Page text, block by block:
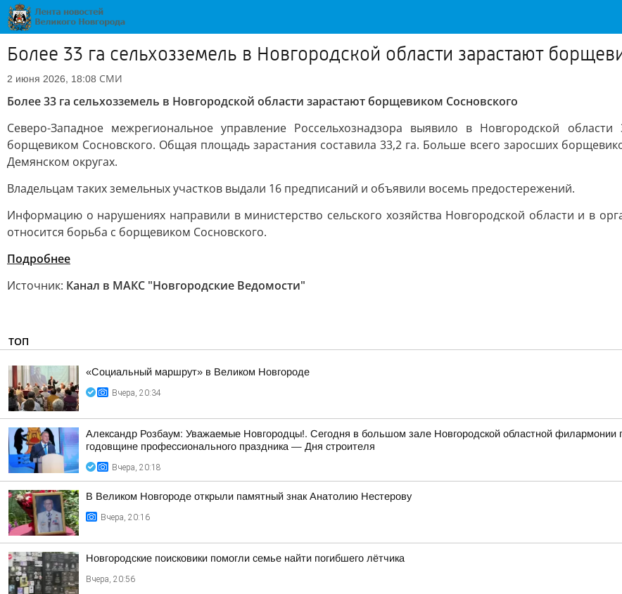
Более 33 га сельхозземель в Новгородской области зарастают
2 июня 2026, 18:08 СМИ
Более 33 га сельхозземель в Новгородской области зарастают борщевиком Сосновского
Северо-Западное межрегиональное управление Россельхознадзора выявило в Новгородской
борщевиком Сосновского. Общая площадь зарастания составила 33,2 га. Больше всего заросших
Демянском округах.
Владельцам таких земельных участков выдали 16 предписаний и объявили восемь предостережений.
Информацию о нарушениях направили в министерство сельского хозяйства Новгородской области и в
относится борьба с борщевиком Сосновского.
Подробнее
Источник: Канал в МАКС "Новгородские Ведомости"
ТОП
«Социальный маршрут» в Великом Новгороде
Вчера, 20:34
Александр Розбаум: Уважаемые Новгородцы!. Сегодня в большом зале Новгородской областной филармонии
годовщине профессионального праздника — Дня строителя
Вчера, 20:18
В Великом Новгороде открыли памятный знак Анатолию Нестерову
Вчера, 20:16
Новгородские поисковики помогли семье найти погибшего лётчика
Вчера, 20:56